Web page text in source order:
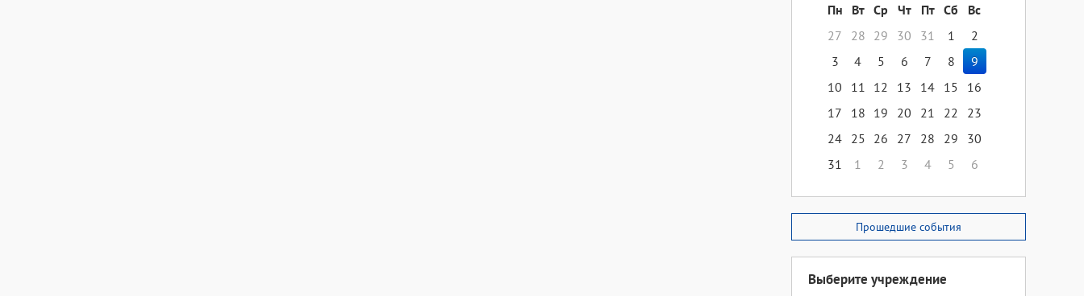
Пн
Вт Ср Чт Пт Сб
Вс
27
28 29 30 31 1
2
3
4 5 6 7 8
9
10
11 12 13 14 15
16
17
18 19 20 21 22
23
24 25 26 27 28 29
30
31
1 2 3 4 5 6
Прошедшие события
Выберите учреждение